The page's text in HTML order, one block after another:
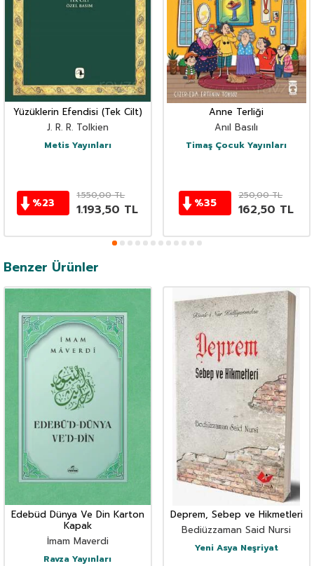
Yüzüklerin Efendisi (Tek Cilt)
J. R. R. Tolkien
Metis Yayınları
%23
1.550,00TL
1.193,50 TL
Anne Terliği
Anıl Basılı
Timaş Çocuk Yayınları
%35
250,00TL
162,50 TL
Benzer Ürünler
Edebüd Dünya Ve Din Karton
Kapak
İmam Maverdi
Ravza Yayınları
Deprem, Sebep ve Hikmetleri
Bediüzzaman Said Nursi
Yeni Asya Neşriyat